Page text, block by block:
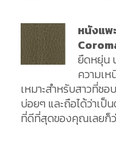
หนังแพ
ยืดหยุ่น
ความเห
เหมาะสำหรับสาวที่ช
บ่อยๆ และถือได้ว่าเป็
ที่ดีที่สุดของคุณเลยก็ว่